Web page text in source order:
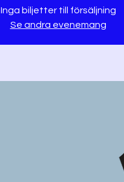
Inga biljetter till försäljning
Se andra evenemang